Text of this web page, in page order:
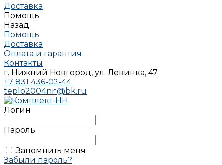
Доставка
Помощь
Назад
Помощь
Доставка
Оплата и гарантия
Контакты
г. Нижний Новгород, ул. Левинка, 47
+7 831 436-02-44
teplo2004nn@bk.ru
Логин
Пароль
Запомнить меня
Забыли пароль?